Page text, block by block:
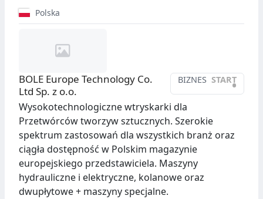
Polska
BIZNES START
•
BOLE Europe Technology Co.
Ltd Sp. z o.o.
Wysokotechnologiczne wtryskarki dla
Przetwórców tworzyw sztucznych. Szerokie
spektrum zastosowań dla wszystkich branż oraz
ciągła dostępność w Polskim magazynie
europejskiego przedstawiciela. Maszyny
hydrauliczne i elektryczne, kolanowe oraz
dwupłytowe + maszyny specjalne.